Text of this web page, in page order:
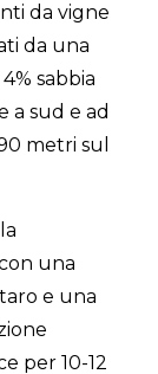
da vigne
da una
sabbia
a sud e ad
metri sul
una
e una
per 10-12